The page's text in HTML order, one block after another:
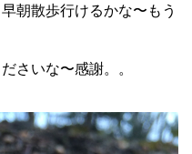
朝散歩行けるかな〜もう
さいな〜感謝。。